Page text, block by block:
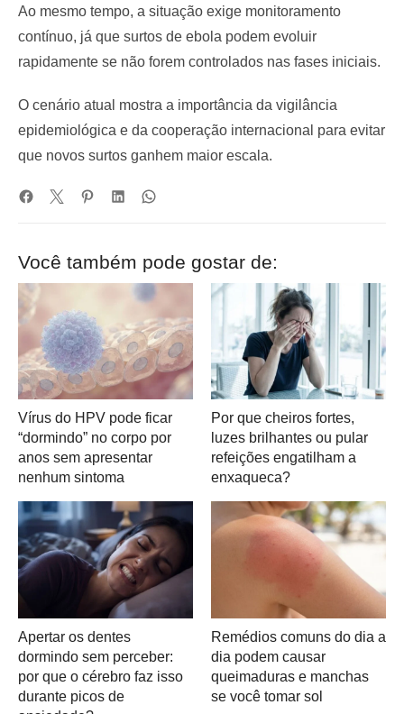
Ao mesmo tempo, a situação exige monitoramento
contínuo, já que surtos de ebola podem evoluir
rapidamente se não forem controlados nas fases iniciais.
O cenário atual mostra a importância da vigilância
epidemiológica e da cooperação internacional para evitar
que novos surtos ganhem maior escala.
Você também pode gostar de:
Vírus do HPV pode ficar
“dormindo” no corpo por
anos sem apresentar
nenhum sintoma
Por que cheiros fortes,
luzes brilhantes ou pular
refeições engatilham a
enxaqueca?
Apertar os dentes
dormindo sem perceber:
por que o cérebro faz isso
durante picos de
Remédios comuns do dia a
dia podem causar
queimaduras e manchas
se você tomar sol